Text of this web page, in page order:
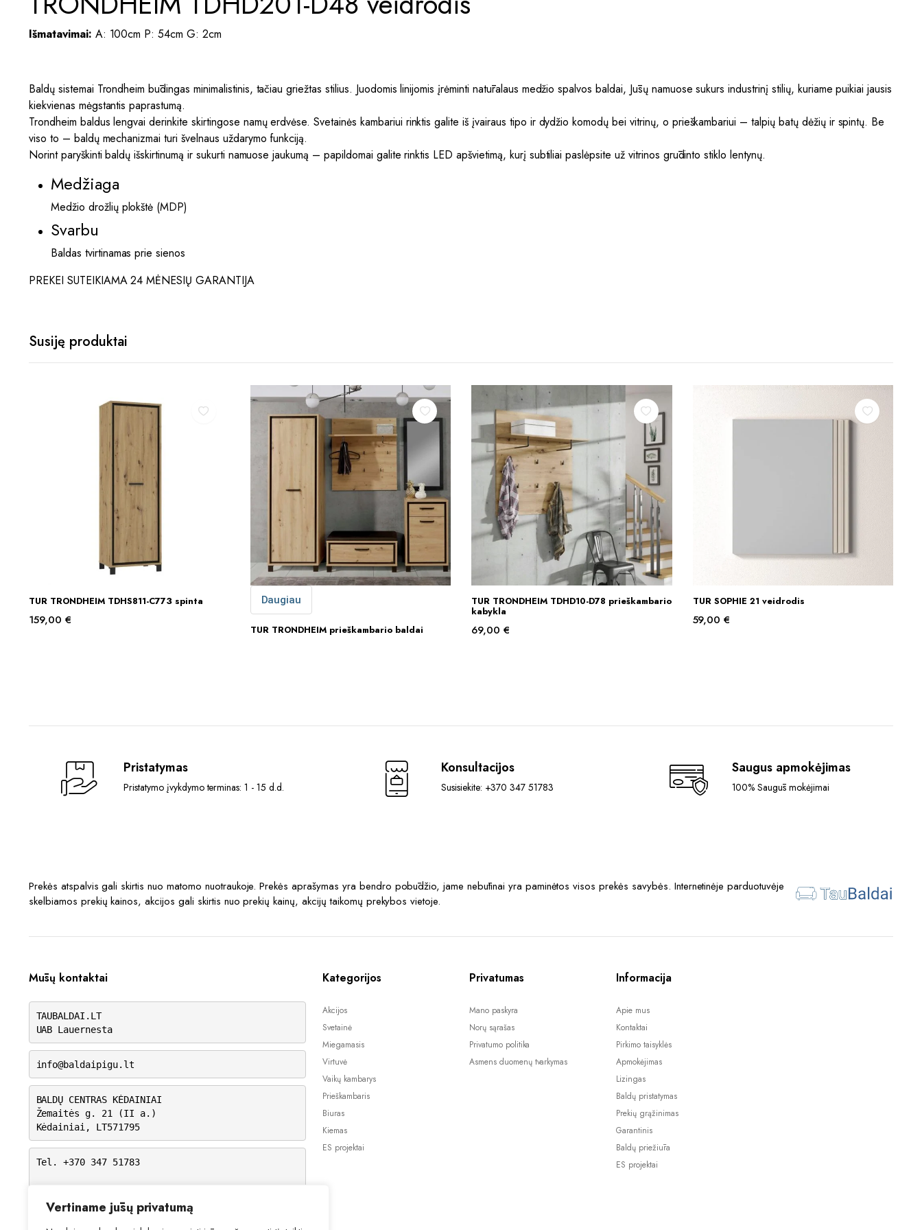
Vertiname jūsų privatumą
Išmatavimai: A: 100cm P: 54cm G: 2cm
Baldų sistemai Trondheim būdingas minimalistinis, tačiau griežtas stilius. Juodomis linijomis įrėminti natūralaus medžio spalvos baldai, Jūsų namuose sukurs industrinį stilių, kuriame puikiai jausis
kiekvienas mėgstantis paprastumą.
Trondheim baldus lengvai derinkite skirtingose namų erdvėse. Svetainės kambariui rinktis galite iš įvairaus tipo ir dydžio komodų bei vitrinų, o prieškambariui – talpių batų dėžių ir spintų. Be
viso to – baldų mechanizmai turi švelnaus uždarymo funkciją.
Norint paryškinti baldų išskirtinumą ir sukurti namuose jaukumą – papildomai galite rinktis LED apšvietimą, kurį subtiliai paslėpsite už vitrinos grūdinto stiklo lentynų.
Medžiaga
Medžio drožlių plokštė (MDP)
Svarbu
Baldas tvirtinamas prie sienos
PREKEI SUTEIKIAMA 24 MĖNESIŲ GARANTIJA
Susiję produktai
Į KREPŠELĮ
TUR TRONDHEIM TDHS811-C773 spinta
159,00 €
Daugiau
TUR TRONDHEIM prieškambario baldai
Į KREPŠELĮ
TUR TRONDHEIM TDHD10-D78 prieškambario
kabykla
69,00 €
Į KREPŠELĮ
TUR SOPHIE 21 veidrodis
59,00€
Pristatymas
Pristatymo įvykdymo terminas: 1 - 15 d.d.
Konsultacijos
Susisiekite: +370 347 51783
Saugus apmokėjimas
100% Saugūs mokėjimai
Prekės atspalvis gali skirtis nuo matomo nuotraukoje. Prekės aprašymas yra bendro pobūdžio, jame nebūtinai yra paminėtos visos prekės savybės. Internetinėje parduotuvėje
skelbiamos prekių kainos, akcijos gali skirtis nuo prekių kainų, akcijų taikomų prekybos vietoje.
Mūsų kontaktai
TAUBALDAI.LT
UAB Lauernesta
info@baldaipigu.lt
BALDŲ CENTRAS KĖDAINIAI
Žemaitės g. 21 (II a.)
Kėdainiai, LT571795
Tel. +370 347 51783
VI: 9.00 – 15.00
VII: Nedirbame
Kategorijos
Akcijos
Svetainė
Miegamasis
Virtuvė
Vaikų kambarys
Prieškambaris
Biuras
Kiemas
ES projektai
Privatumas
Mano paskyra
Norų sąrašas
Privatumo politika
Asmens duomenų tvarkymas
Informacija
Apie mus
Kontaktai
Pirkimo taisyklės
Apmokėjimas
Lizingas
Baldų pristatymas
Prekių grąžinimas
Garantinis
Baldų priežiūra
ES projektai